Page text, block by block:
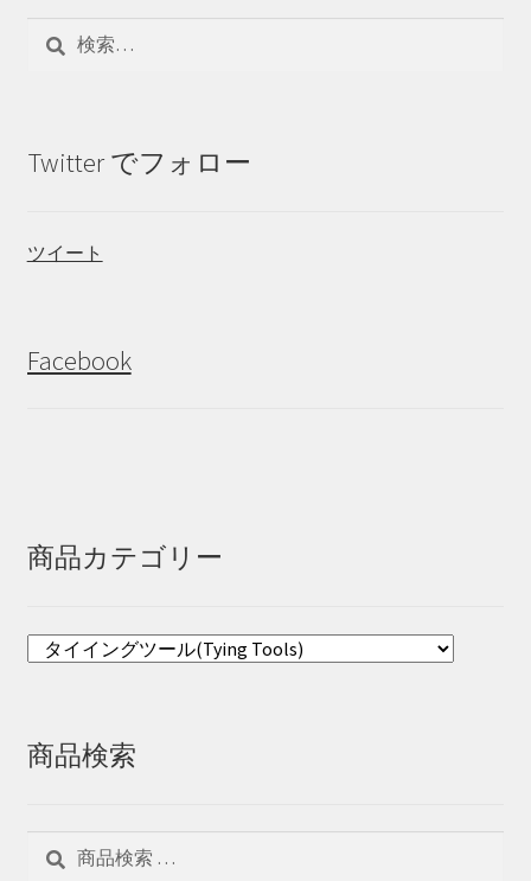
Twitter でフォロー
ツイート
Facebook
商品カテゴリー
商品検索